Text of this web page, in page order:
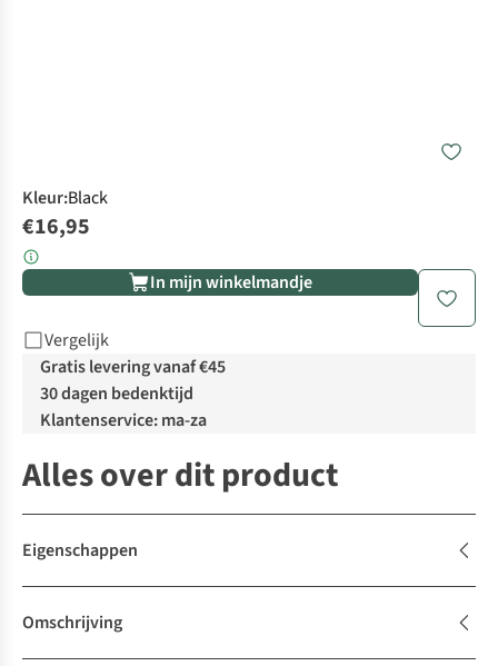
Kleur:Black
€16,95
In mijn winkelmandje
Vergelijk
Gratis levering vanaf €45
30 dagen bedenktijd
Klantenservice: ma-za
Alles over dit product
Eigenschappen
Omschrijving